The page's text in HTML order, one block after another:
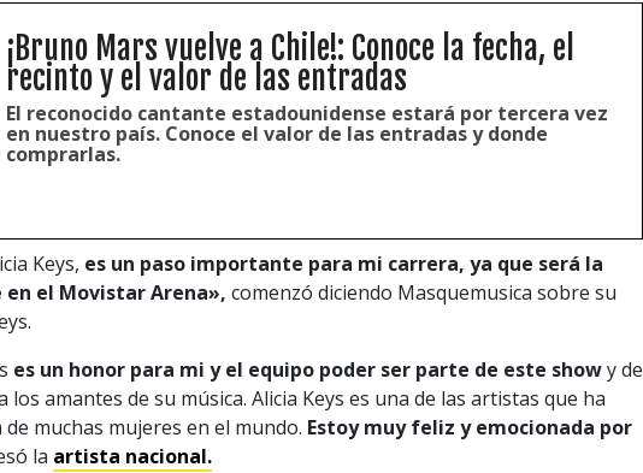
¡Bruno Mars vuelve a Chile!: Conoce la fecha, el
recinto y el valor de las entradas
El reconocido cantante estadounidense estará por tercera vez
en nuestro país. Conoce el valor de las entradas y donde
comprarlas.
Keys, es un paso importante para mi carrera, ya que será la
el Movistar Arena», comenzó diciendo Masquemusica sobre su
es un honor para mi y el equipo poder ser parte de este showy de
amantes de su música. Alicia Keys es una de las artistas que ha
muchas mujeres en el mundo. Estoy muy feliz y emocionada por
la artista nacional.